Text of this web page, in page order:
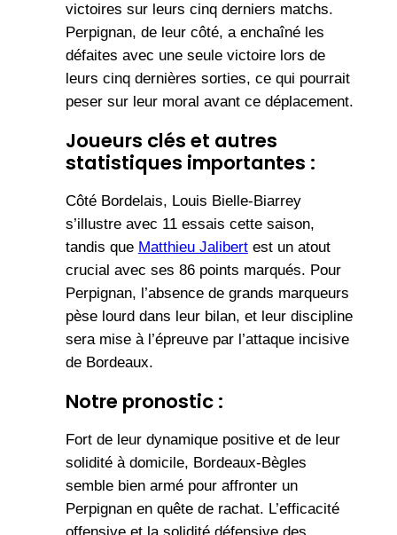
victoires sur leurs cinq derniers matchs.
Perpignan, de leur côté, a enchaîné les
défaites avec une seule victoire lors de
leurs cinq dernières sorties, ce qui pourrait
peser sur leur moral avant ce déplacement.
Joueurs clés et autres
statistiques importantes :
Côté Bordelais, Louis Bielle-Biarrey
s’illustre avec 11 essais cette saison,
tandis que Matthieu Jalibertest un atout
crucial avec ses 86 points marqués. Pour
Perpignan, l’absence de grands marqueurs
pèse lourd dans leur bilan, et leur discipline
sera mise à l’épreuve par l’attaque incisive
de Bordeaux.
Notre pronostic :
Fort de leur dynamique positive et de leur
solidité à domicile, Bordeaux-Bègles
semble bien armé pour affronter un
Perpignan en quête de rachat. L’efficacité